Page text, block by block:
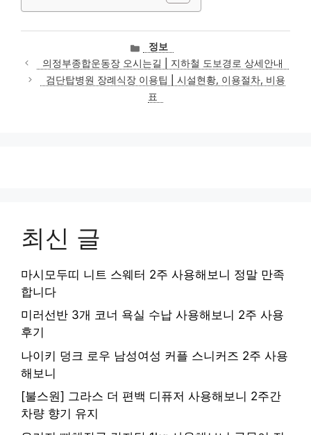
카
테
고
리
정보
의정부종합운동장 오시는길 | 지하철 도보경로 상세안내
검단탑병원 장례식장 이용팁 | 시설현황, 이용절차, 비용
표
최신 글
마시모두띠 니트 스웨터 2주 사용해보니 정말 만족
합니다
미러선반 3개 코너 욕실 수납 사용해보니 2주 사용
후기
나이키 덩크 로우 남성여성 커플 스니커즈 2주 사용
해보니
[불스원] 그라스 더 편백 디퓨저 사용해보니 2주간
차량 향기 유지